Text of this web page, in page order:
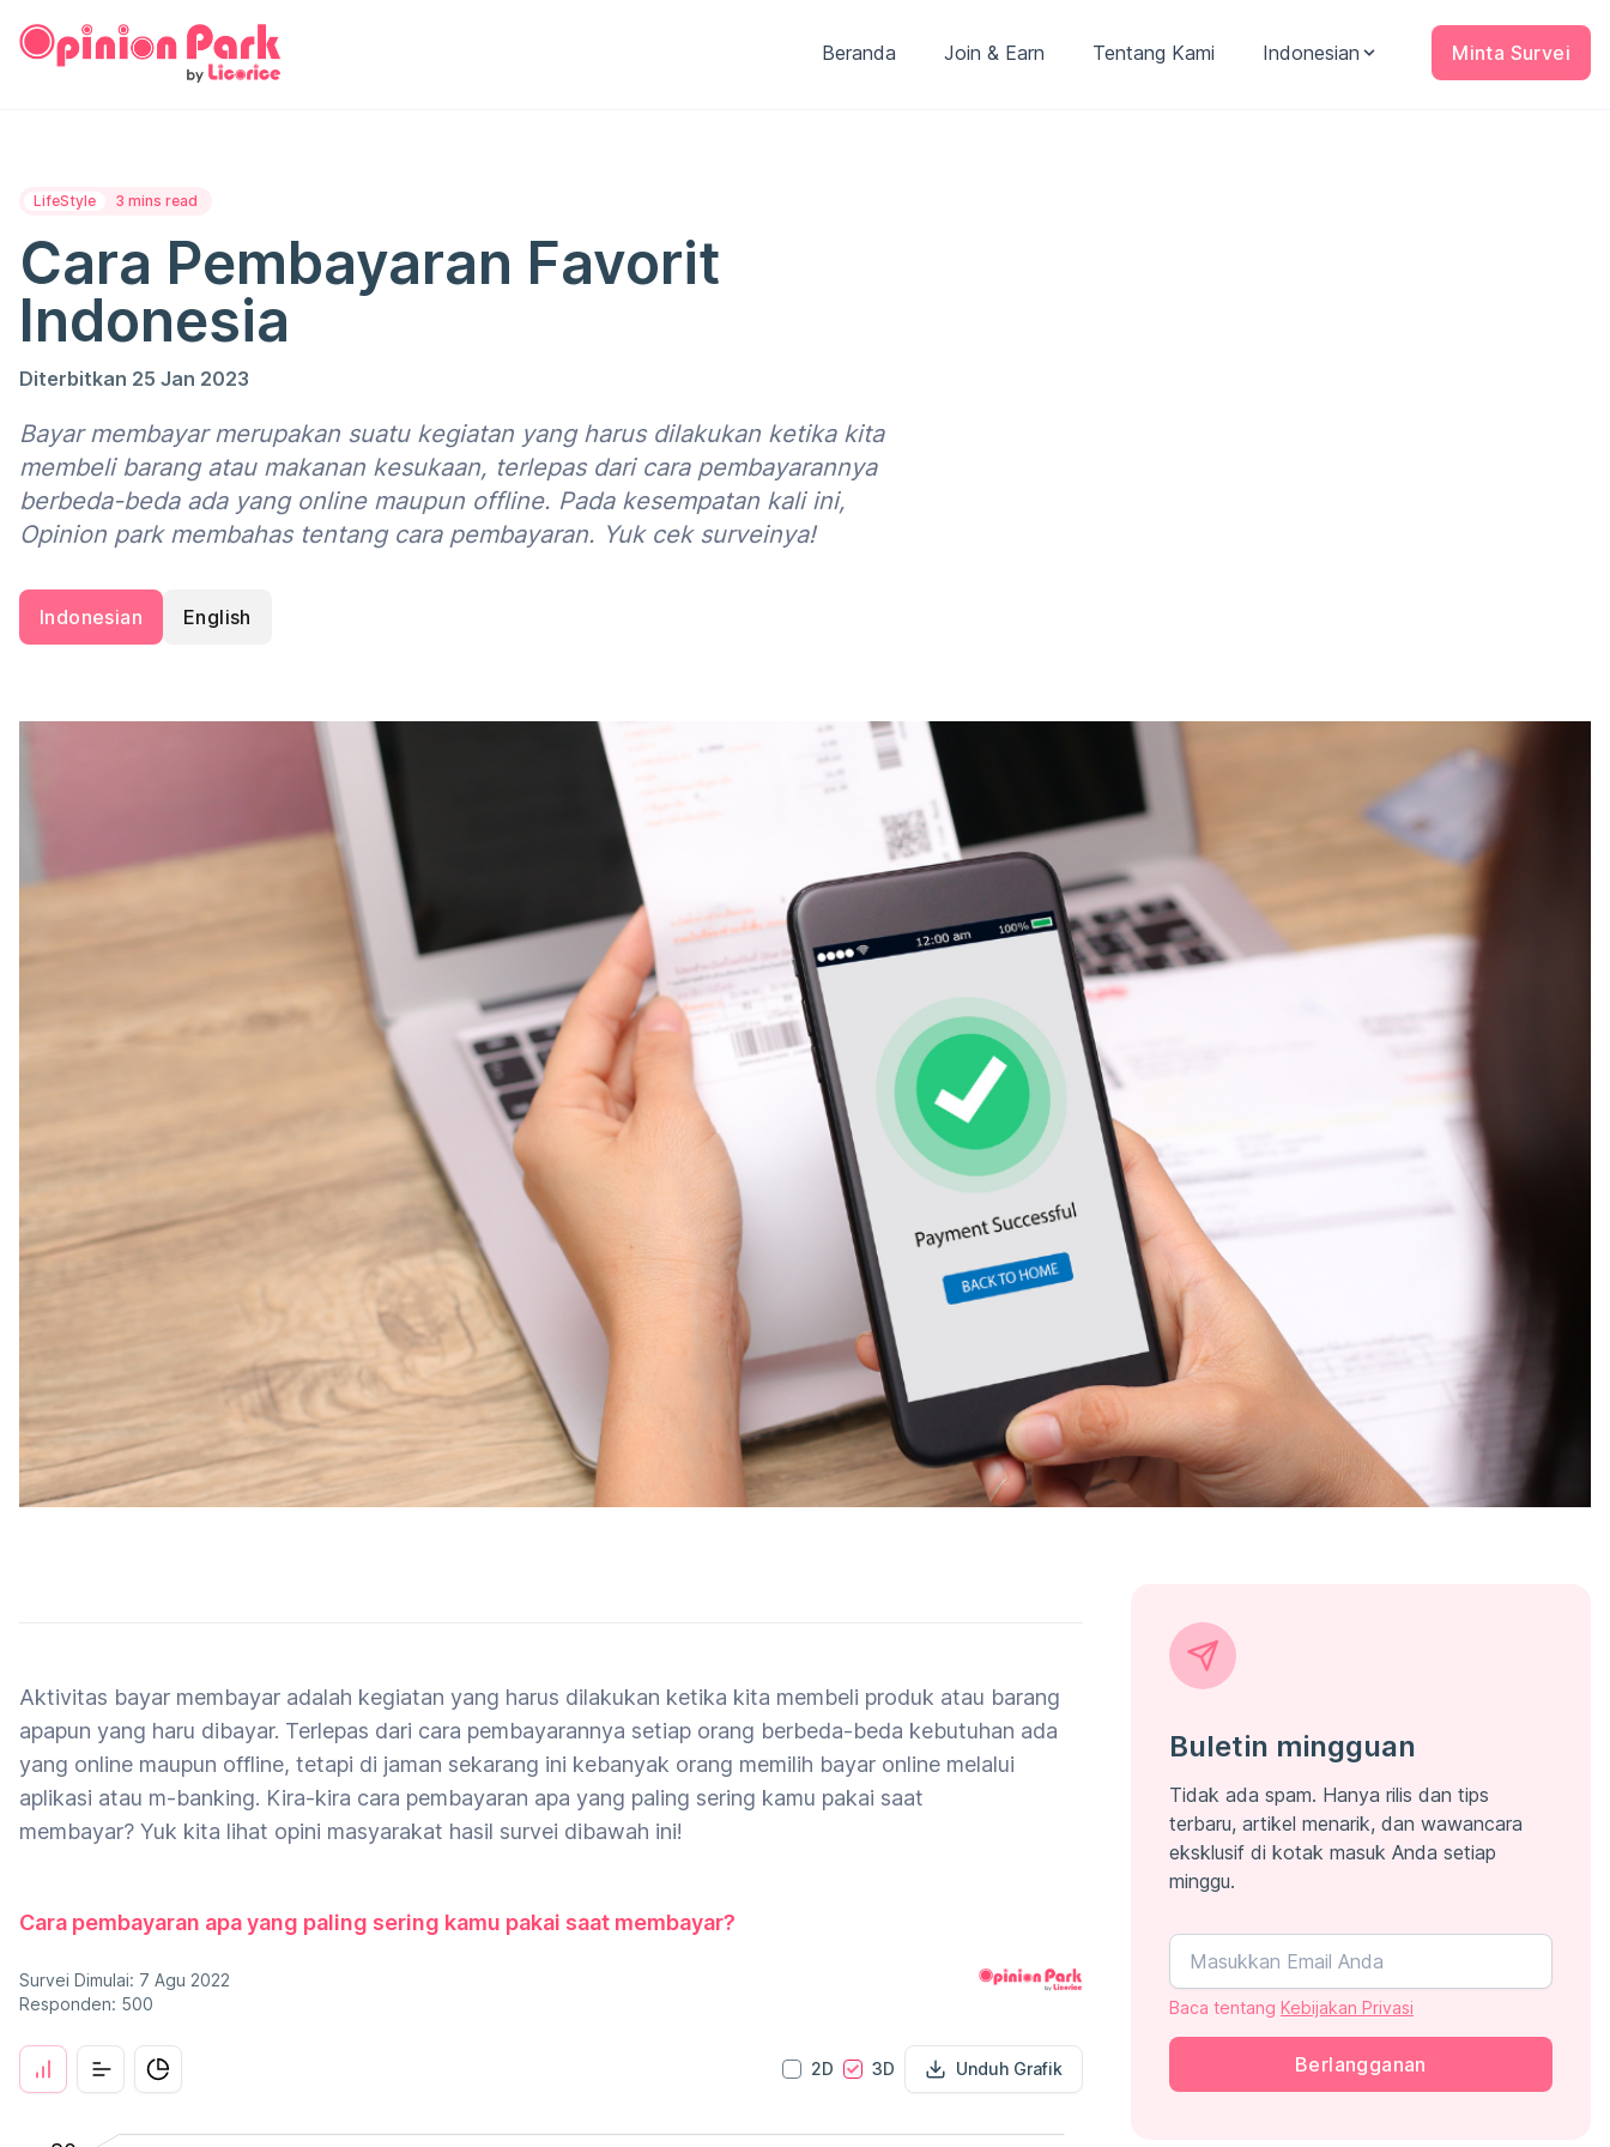
Indonesian
Beranda Join & Earn Tentang Kami Minta Survei
LifeStyle 3 mins read
Cara Pembayaran Favorit
Indonesia
Diterbitkan 25 Jan 2023
Bayar membayar merupakan suatu kegiatan yang harus dilakukan ketika kita
membeli barang atau makanan kesukaan, terlepas dari cara pembayarannya
berbeda-beda ada yang online maupun offline. Pada kesempatan kali ini,
Opinion park membahas tentang cara pembayaran. Yuk cek surveinya!
Indonesian English
Aktivitas bayar membayar adalah kegiatan yang harus dilakukan ketika kita membeli produk atau barang
apapun yang haru dibayar. Terlepas dari cara pembayarannya setiap orang berbeda-beda kebutuhan ada
yang online maupun offline, tetapi di jaman sekarang ini kebanyak orang memilih bayar online melalui
aplikasi atau m-banking. Kira-kira cara pembayaran apa yang paling sering kamu pakai saat
membayar? Yuk kita lihat opini masyarakat hasil survei dibawah ini!
Cara pembayaran apa yang paling sering kamu pakai saat membayar?
Survei Dimulai: 7 Agu 2022
Responden: 500
2D 3D Unduh Grafik
Buletin mingguan
Tidak ada spam. Hanya rilis dan tips
terbaru, artikel menarik, dan wawancara
eksklusif di kotak masuk Anda setiap
minggu.
Baca tentang Kebijakan Privasi
Berlangganan